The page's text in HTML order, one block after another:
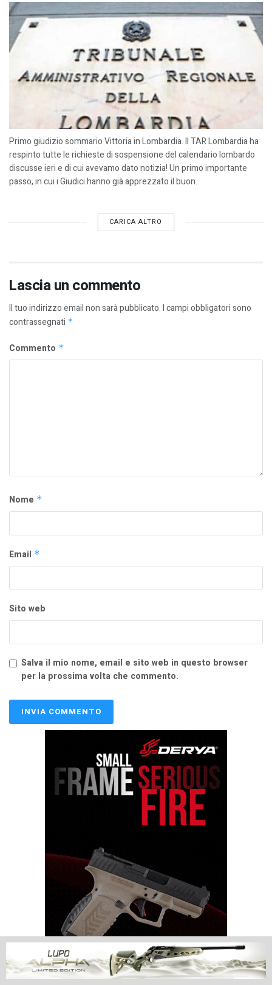
Primo giudizio sommario Vittoria in Lombardia. Il TAR Lombardia ha
respinto tutte le richieste di sospensione del calendario lombardo
discusse ieri e di cui avevamo dato notizia! Un primo importante
passo, in cui i Giudici hanno già apprezzato il buon...
CARICA ALTRO
Lascia un commento
Il tuo indirizzo email non sarà pubblicato.I campi obbligatori sono
contrassegnati *
Commento *
Nome *
Email *
Sito web
Salva il mio nome, email e sito web in questo browser
per la prossima volta che commento.